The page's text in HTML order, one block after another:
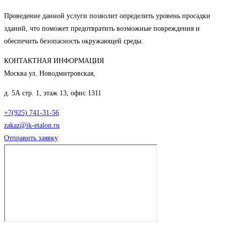
Проведение данной услуги позволит определить уровень просадки
зданий, что поможет предотвратить возможные повреждения и
обеспечить безопасность окружающей среды.
КОНТАКТНАЯ ИНФОРМАЦИЯ
Москва ул. Новодмитровская,
д. 5А стр. 1, этаж 13, офис 1311
+7(925) 741-31-56
zakaz@ik-etalon.ru
Отправить заявку